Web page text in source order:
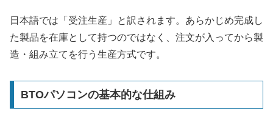
日本語では「受注生産」と訳されます。あらかじめ完成し
た製品を在庫として持つのではなく、注文が入ってから製
造・組み立てを行う生産方式です。
BTOパソコンの基本的な仕組み